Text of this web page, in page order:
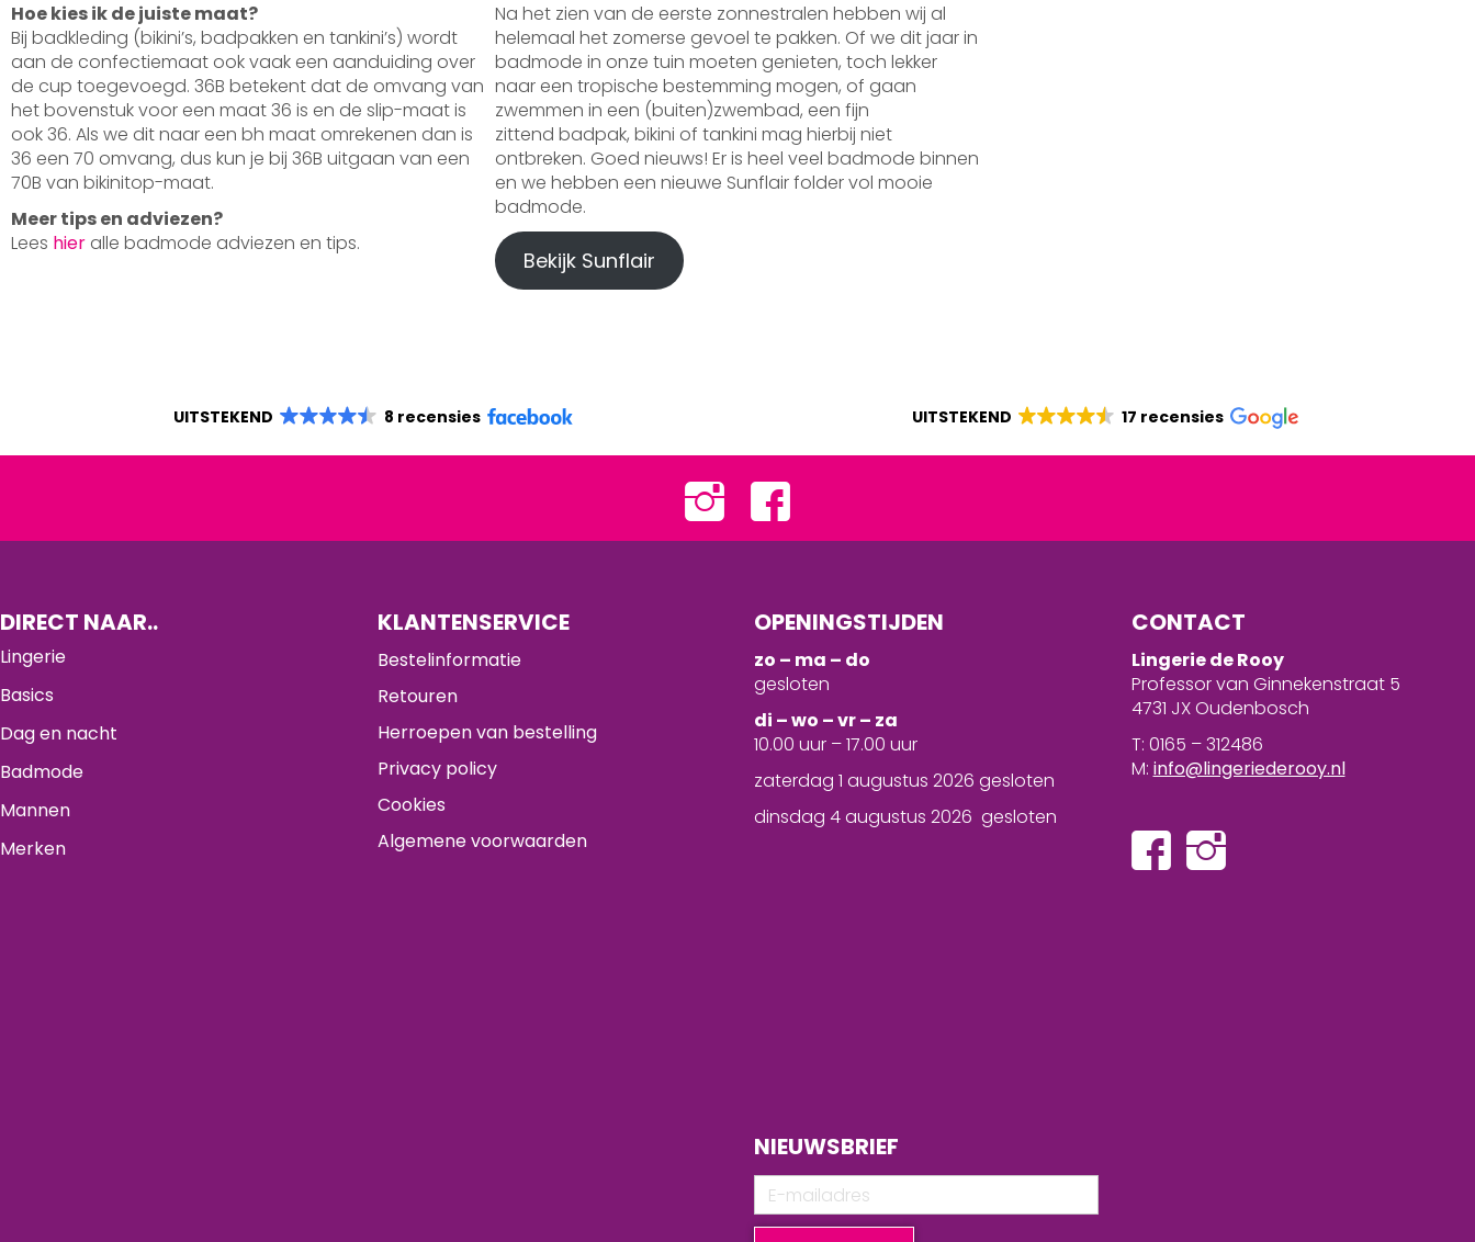
Hoe kies ik de juiste maat?
Bij badkleding (bikini’s, badpakken en tankini’s) wordt
aan de confectiemaat ook vaak een aanduiding over
de cup toegevoegd. 36B betekent dat de omvang van
het bovenstuk voor een maat 36 is en de slip-maat is
ook 36. Als we dit naar een bh maat omrekenen dan is
36 een 70 omvang, dus kun je bij 36B uitgaan van een
70B van bikinitop-maat.
Meer tips en adviezen?
Lees hier alle badmode adviezen en tips.
Na het zien van de eerste zonnestralen hebben wij al
helemaal het zomerse gevoel te pakken. Of we dit jaar in
badmode in onze tuin moeten genieten, toch lekker
naar een tropische bestemming mogen, of gaan
zwemmen in een (buiten)zwembad, een fijn
zittend badpak, bikini of tankini mag hierbij niet
ontbreken. Goed nieuws! Er is heel veel badmode binnen
en we hebben een nieuwe Sunflair folder vol mooie
badmode.
Bekijk Sunflair
UITSTEKEND 8 recensies UITSTEKEND 17 recensies
DIRECT NAAR..
Lingerie
Basics
Dag en nacht
Badmode
Mannen
Merken
KLANTENSERVICE
Bestelinformatie
Retouren
Herroepen van bestelling
Privacy policy
Cookies
Algemene voorwaarden
OPENINGSTIJDEN
zo – ma – do
gesloten
di – wo – vr – za
10.00 uur – 17.00 uur
zaterdag 1 augustus 2026 gesloten
dinsdag 4 augustus 2026 gesloten
NIEUWSBRIEF
CONTACT
Lingerie de Rooy
Professor van Ginnekenstraat 5
4731 JX Oudenbosch
T: 0165 – 312486
M: info@lingeriederooy.nl